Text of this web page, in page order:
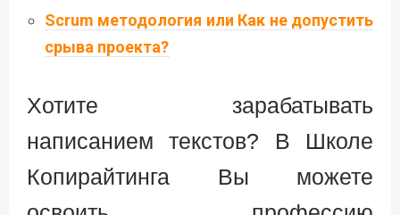
Scrum методология или Как не допустить
срыва проекта?
Хотите зарабатывать
написанием текстов? В Школе
Копирайтинга Вы можете